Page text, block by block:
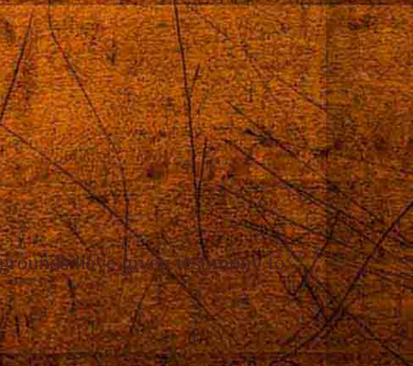
have given testimony to